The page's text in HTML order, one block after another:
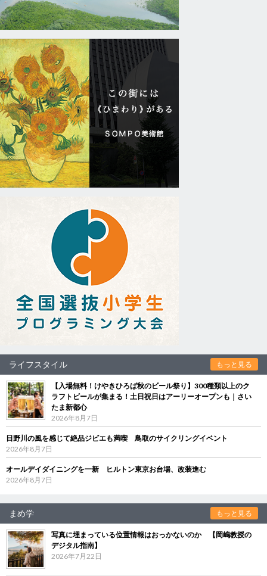
ライフスタイル もっと見る
【入場無料！けやきひろば秋のビール祭り】300種類以上のク
ラフトビールが集まる！土日祝日はアーリーオープンも｜さい
たま新都心
2026年8月7日
日野川の風を感じて絶品ジビエも満喫 鳥取のサイクリングイベント
2026年8月7日
オールデイダイニングを一新 ヒルトン東京お台場、改装進む
2026年8月7日
まめ学 もっと見る
写真に埋まっている位置情報はおっかないのか 【岡嶋教授の
デジタル指南】
2026年7月22日